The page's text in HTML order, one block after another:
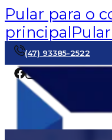
Pular para o
principal
(47) 93385-2522